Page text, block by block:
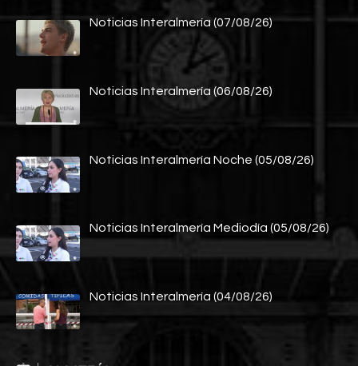
Noticias Interalmería (07/08/26)
Noticias Interalmería (06/08/26)
Noticias Interalmería Noche (05/08/26)
Noticias Interalmería Mediodía (05/08/26)
Noticias Interalmería (04/08/26)